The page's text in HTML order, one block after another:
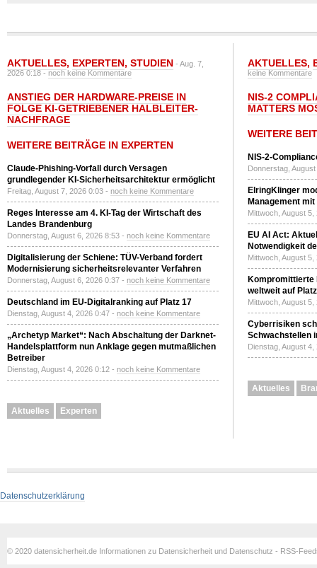
AKTUELLES, EXPERTEN, STUDIEN - Aug. 7,
2026 0:18 -noch keine Kommentare
ANSTIEG DER HARDWARE-PREISE IN
FOLGE KI-GETRIEBENER HALBLEITER-
NACHFRAGE
WEITERE BEITRÄGE IN EXPERTEN
Claude-Phishing-Vorfall durch Versagen
grundlegender KI-Sicherheitsarchitektur ermöglicht
Freitag, August 7, 2026 0:03 - noch keine Kommentare
Reges Interesse am 4. KI-Tag der Wirtschaft des
Landes Brandenburg
Donnerstag, August 6, 2026 8:53 - noch keine Kommentare
Digitalisierung der Schiene: TÜV-Verband fordert
Modernisierung sicherheitsrelevanter Verfahren
Donnerstag, August 6, 2026 0:37 - noch keine Kommentare
Deutschland im EU-Digitalranking auf Platz 17
Dienstag, August 4, 2026 0:47 - noch keine Kommentare
„Archetyp Market“: Nach Abschaltung der Darknet-
Handelsplattform nun Anklage gegen mutmaßlichen
Betreiber
Dienstag, August 4, 2026 0:12 - noch keine Kommentare
Aktuelles Experten
AKTUELLES,
keine Kommentare
NIS-2
MATTERS
WEITERE
NIS-2-
Donnerstag,
ElringKlinger
Management
Mittwoch, August
EU AI Act:
Notwendigkeit
Mittwoch, August
Kompromittierte
weltweit auf
Mittwoch, August
Cyberrisiken
Schwachstellen
Dienstag, August
Aktuelles
Datenschutzerklärung
© 2020 datensicherheit.de Informationen zu Datensicherheit und Datenschutz - RSS-